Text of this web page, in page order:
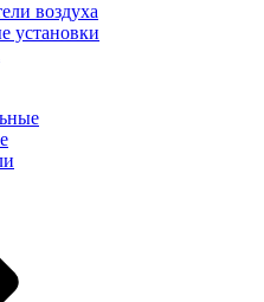
воздуха
установки